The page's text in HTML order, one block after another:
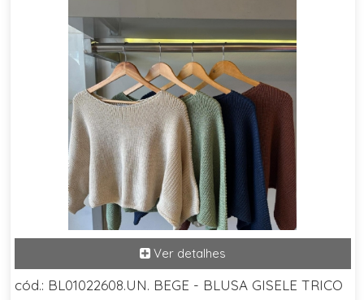
cód.: BL01022608.UN. BEGE - BLUSA GISELE TRICO